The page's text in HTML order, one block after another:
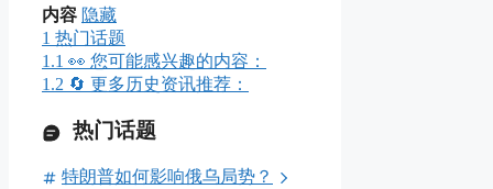
内容 隐藏
1 热门话题
1.1 👀 您可能感兴趣的内容：
1.2 🔄 更多历史资讯推荐：
热门话题
特朗普如何影响俄乌局势？